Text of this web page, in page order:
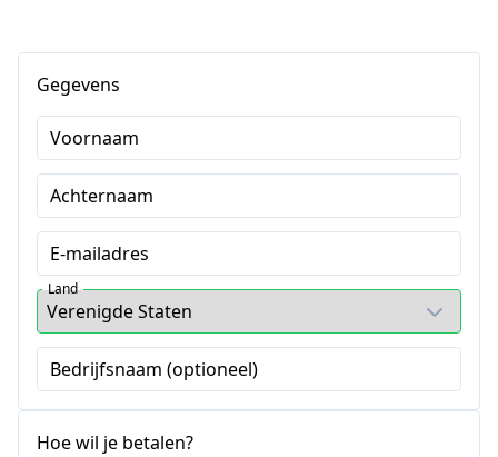
Gegevens
Voornaam
Achternaam
E-mailadres
Land
Bedrijfsnaam (optioneel)
Hoe wil je betalen?